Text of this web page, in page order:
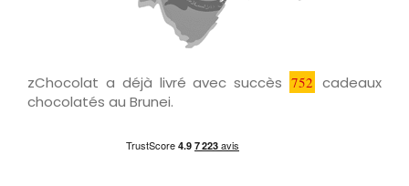
zChocolat a déjà livré avec succès 752 cadeaux
chocolatés au Brunei.